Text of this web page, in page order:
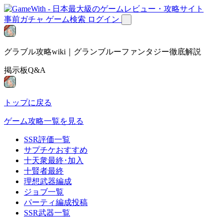
事前ガチャ ゲーム検索 ログイン
グラブル攻略wiki｜グランブルーファンタジー徹底解説
掲示板Q&A
トップに戻る
ゲーム攻略一覧を見る
SSR評価一覧
サプチケおすすめ
十天衆最終･加入
十賢者最終
理想武器編成
ジョブ一覧
パーティ編成投稿
SSR武器一覧